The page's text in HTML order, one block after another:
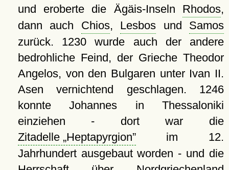
und eroberte die Ägäis-Inseln Rhodos,
dann auch Chios, Lesbos und Samos
zurück. 1230 wurde auch der andere
bedrohliche Feind, der Grieche Theodor
Angelos, von den Bulgaren unter Ivan II.
Asen vernichtend geschlagen. 1246
konnte Johannes in Thessaloniki
einziehen - dort war die
Zitadelle Heptapyrgion im 12.
Jahrhundert ausgebaut worden - und die